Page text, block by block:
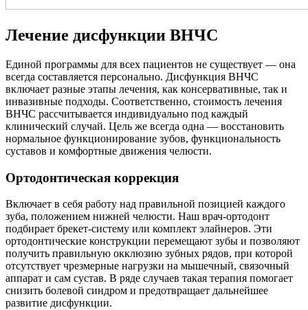
Лечение дисфункции ВНЧС
Единой программы для всех пациентов не существует — она
всегда составляется персонально. Дисфункция ВНЧС
включает разные этапы лечения, как консервативные, так и
инвазивные подходы. Соответственно, стоимость лечения
ВНЧС рассчитывается индивидуально под каждый
клинический случай. Цель же всегда одна — восстановить
нормальное функционирование зубов, функциональность
суставов и комфортные движения челюсти.
Ортодонтическая коррекция
Включает в себя работу над правильной позицией каждого
зуба, положением нижней челюсти. Наш врач-ортодонт
подбирает брекет-систему или комплект элайнеров. Эти
ортодонтические конструкции перемещают зубы и позволяют
получить правильную окклюзию зубных рядов, при которой
отсутствует чрезмерные нагрузки на мышечный, связочный
аппарат и сам сустав. В ряде случаев такая терапия помогает
снизить болевой синдром и предотвращает дальнейшее
развитие дисфункции.